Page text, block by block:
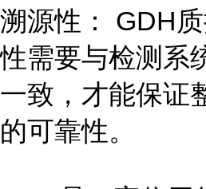
溯源性： GDH
性需要与检测系
一致，才能保证
的可靠性。